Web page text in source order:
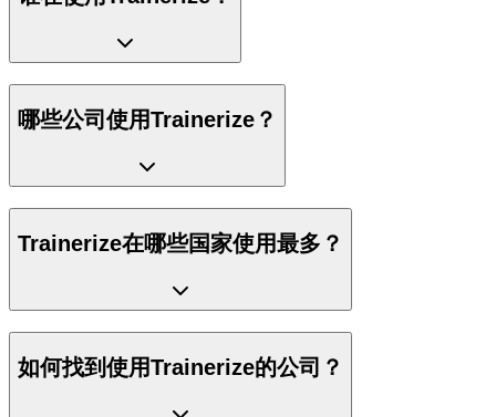
哪些公司使用Trainerize？
Trainerize在哪些国家使用最多？
如何找到使用Trainerize的公司？